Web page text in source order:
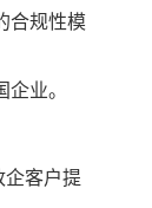
合规性模
业。
企客户提